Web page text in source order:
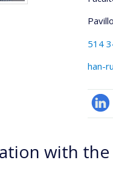
514
han-
with the